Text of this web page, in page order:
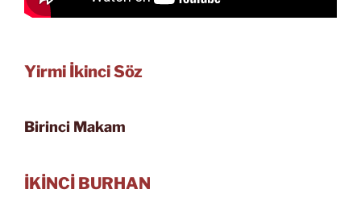
Yirmi İkinci Söz
Birinci Makam
İKİNCİ BURHAN